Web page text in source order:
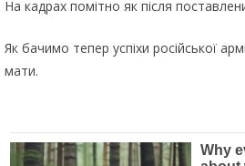
На кадрах помітно як після
Як бачимо тепер успіхи російської
мати.